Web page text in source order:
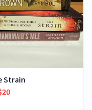
Strain